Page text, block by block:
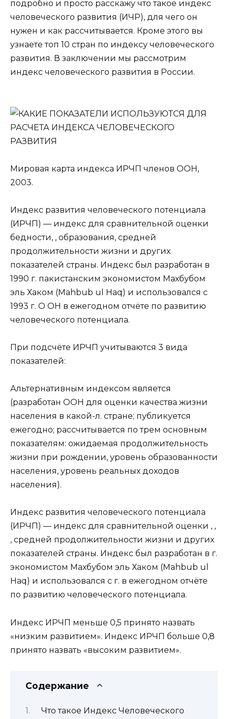
подробно и просто расскажу что такое индекс
человеческого развития (ИЧР), для чего он
нужен и как рассчитывается. Кроме этого вы
узнаете топ 10 стран по индексу человеческого
развития. В заключении мы рассмотрим
индекс человеческого развития в России.
Мировая карта индекса ИРЧП членов ООН,
2003.
Индекс развития человеческого потенциала
(ИРЧП) — индекс для сравнительной оценки
бедности, , образования, средней
продолжительности жизни и других
показателей страны. Индекс был разработан в
1990 г. пакистанским экономистом Махбубом
эль Хаком (Mahbub ul Haq) и использовался с
1993 г. О ОН в ежегодном отчёте по развитию
человеческого потенциала.
При подсчёте ИРЧП учитываются 3 вида
показателей:
Альтернативным индексом является
(разработан ООН для оценки качества жизни
населения в какой-л. стране; публикуется
ежегодно; рассчитывается по трем основным
показателям: ожидаемая продолжительность
жизни при рождении, уровень образованности
населения, уровень реальных доходов
населения).
Индекс развития человеческого потенциала
(ИРЧП) — индекс для сравнительной оценки , ,
, средней продолжительности жизни и других
показателей страны. Индекс был разработан в г.
экономистом Махбубом эль Хаком (Mahbub ul
Haq) и использовался с г. в ежегодном отчёте
по развитию человеческого потенциала.
Индекс ИРЧП меньше 0,5 принято назвать
«низким развитием». Индекс ИРЧП больше 0,8
принято назвать «высоким развитием».
Содержание
Что такое Индекс Человеческого